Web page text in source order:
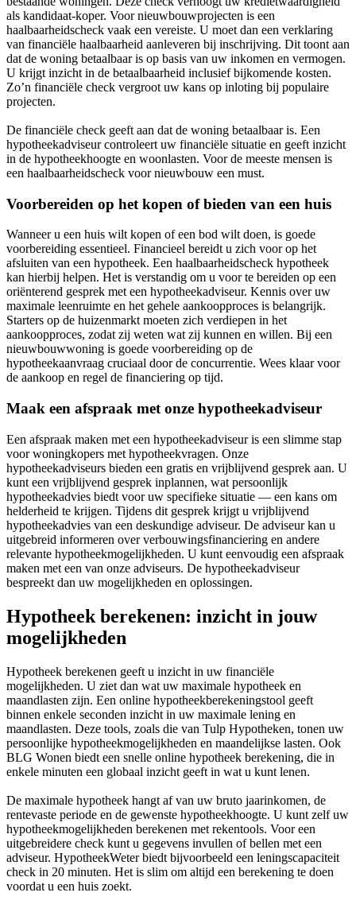
als kandidaat-koper. Voor nieuwbouwprojecten is een
haalbaarheidscheck vaak een vereiste. U moet dan een verklaring
van financiële haalbaarheid aanleveren bij inschrijving. Dit toont aan
dat de woning betaalbaar is op basis van uw inkomen en vermogen.
U krijgt inzicht in de betaalbaarheid inclusief bijkomende kosten.
Zo’n financiële check vergroot uw kans op inloting bij populaire
projecten.
De financiële check geeft aan dat de woning betaalbaar is. Een
hypotheekadviseur controleert uw financiële situatie en geeft inzicht
in de hypotheekhoogte en woonlasten. Voor de meeste mensen is
een haalbaarheidscheck voor nieuwbouw een must.
Voorbereiden op het kopen of bieden van een huis
Wanneer u een huis wilt kopen of een bod wilt doen, is goede
voorbereiding essentieel. Financieel bereidt u zich voor op het
afsluiten van een hypotheek. Een haalbaarheidscheck hypotheek
kan hierbij helpen. Het is verstandig om u voor te bereiden op een
oriënterend gesprek met een hypotheekadviseur. Kennis over uw
maximale leenruimte en het gehele aankoopproces is belangrijk.
Starters op de huizenmarkt moeten zich verdiepen in het
aankoopproces, zodat zij weten wat zij kunnen en willen. Bij een
nieuwbouwwoning is goede voorbereiding op de
hypotheekaanvraag cruciaal door de concurrentie. Wees klaar voor
de aankoop en regel de financiering op tijd.
Maak een afspraak met onze hypotheekadviseur
Een afspraak maken met een hypotheekadviseur is een slimme stap
voor woningkopers met hypotheekvragen. Onze
hypotheekadviseurs bieden een gratis en vrijblijvend gesprek aan. U
kunt een vrijblijvend gesprek inplannen, wat persoonlijk
hypotheekadvies biedt voor uw specifieke situatie — een kans om
helderheid te krijgen. Tijdens dit gesprek krijgt u vrijblijvend
hypotheekadvies van een deskundige adviseur. De adviseur kan u
uitgebreid informeren over verbouwingsfinanciering en andere
relevante hypotheekmogelijkheden. U kunt eenvoudig een afspraak
maken met een van onze adviseurs. De hypotheekadviseur
bespreekt dan uw mogelijkheden en oplossingen.
Hypotheek berekenen: inzicht in jouw
mogelijkheden
Hypotheek berekenen geeft u inzicht in uw financiële
mogelijkheden. U ziet dan wat uw maximale hypotheek en
maandlasten zijn. Een online hypotheekberekeningstool geeft
binnen enkele seconden inzicht in uw maximale lening en
maandlasten. Deze tools, zoals die van Tulp Hypotheken, tonen uw
persoonlijke hypotheekmogelijkheden en maandelijkse lasten. Ook
BLG Wonen biedt een snelle online hypotheek berekening, die in
enkele minuten een globaal inzicht geeft in wat u kunt lenen.
De maximale hypotheek hangt af van uw bruto jaarinkomen, de
rentevaste periode en de gewenste hypotheekhoogte. U kunt zelf uw
hypotheekmogelijkheden berekenen met rekentools. Voor een
uitgebreidere check kunt u gegevens invullen of bellen met een
adviseur. HypotheekWeter biedt bijvoorbeeld een leningscapaciteit
check in 20 minuten. Het is slim om altijd een berekening te doen
voordat u een huis zoekt.